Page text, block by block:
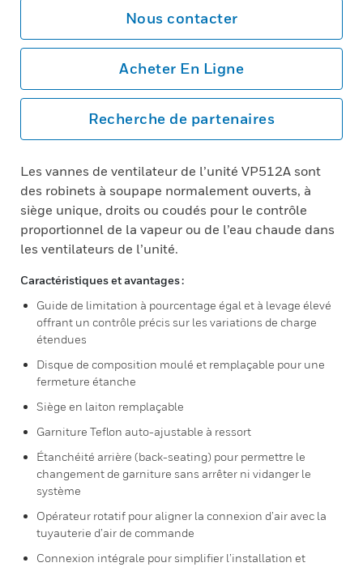
Nous contacter
Acheter En Ligne
Recherche de partenaires
Les vannes de ventilateur de l’unité VP512A sont
des robinets à soupape normalement ouverts, à
siège unique, droits ou coudés pour le contrôle
proportionnel de la vapeur ou de l’eau chaude dans
les ventilateurs de l’unité.
Caractéristiques et avantages :
Guide de limitation à pourcentage égal et à levage élevé
offrant un contrôle précis sur les variations de charge
étendues
Disque de composition moulé et remplaçable pour une
fermeture étanche
Siège en laiton remplaçable
Garniture Teflon auto-ajustable à ressort
Étanchéité arrière (back-seating) pour permettre le
changement de garniture sans arrêter ni vidanger le
système
Opérateur rotatif pour aligner la connexion d’air avec la
tuyauterie d’air de commande
Connexion intégrale pour simplifier l’installation et